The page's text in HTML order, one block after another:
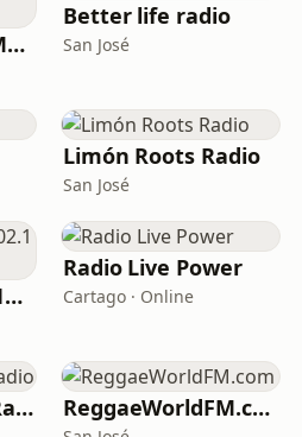
88.2 FM Control Music
Better life radio
San José
Limón Roots Radio
San José
Radio Ambiente 102.1 FM
Radio Live Power
Cartago · Online
Reggae Urbano Radio ReggaeWorldFM.com